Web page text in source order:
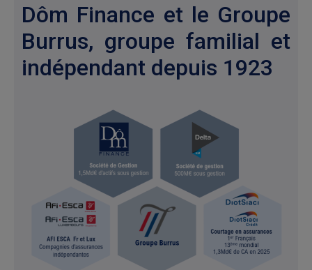
Dôm Finance et le Groupe
Burrus, groupe familial et
indépendant depuis 1923